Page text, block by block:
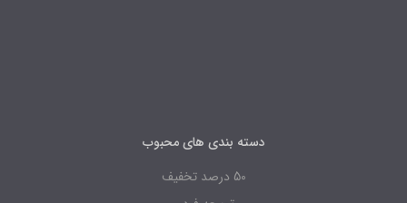
دسته بندی های محبوب